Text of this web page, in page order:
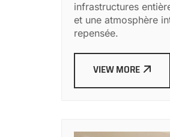
infrastructures
et une atmosphère
repensée.
VIEW MORE